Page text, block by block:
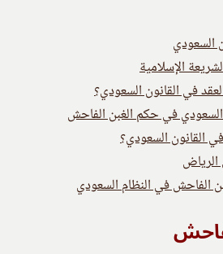
السعودي
الإسلامية
في القانون السعودي؟
في حكم الغبن الفاحش
القانون السعودي؟
الفاحش في النظام السعودي